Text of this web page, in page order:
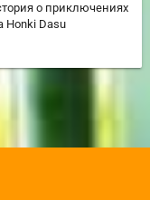
о приключениях
Honki Dasu